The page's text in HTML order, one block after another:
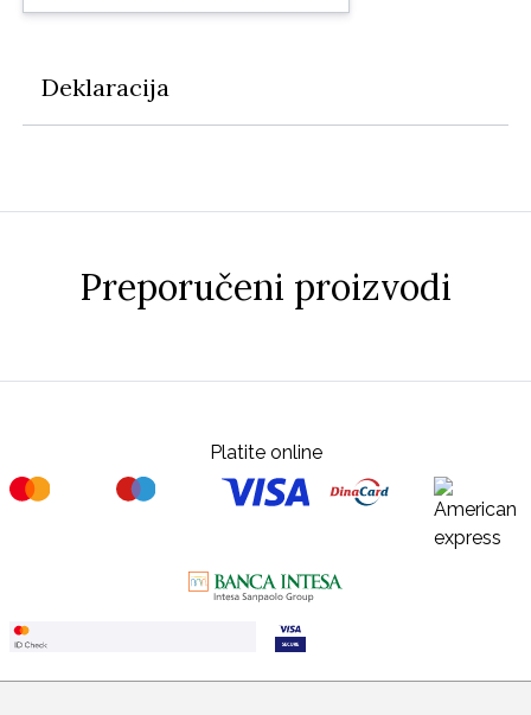
Deklaracija
Preporučeni proizvodi
Platite online